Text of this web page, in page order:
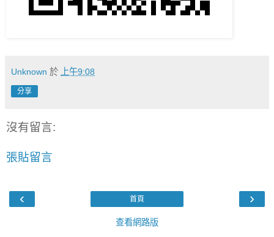
Unknown 於 上午9:08
分享
沒有留言:
張貼留言
‹ ›
首頁
查看網路版